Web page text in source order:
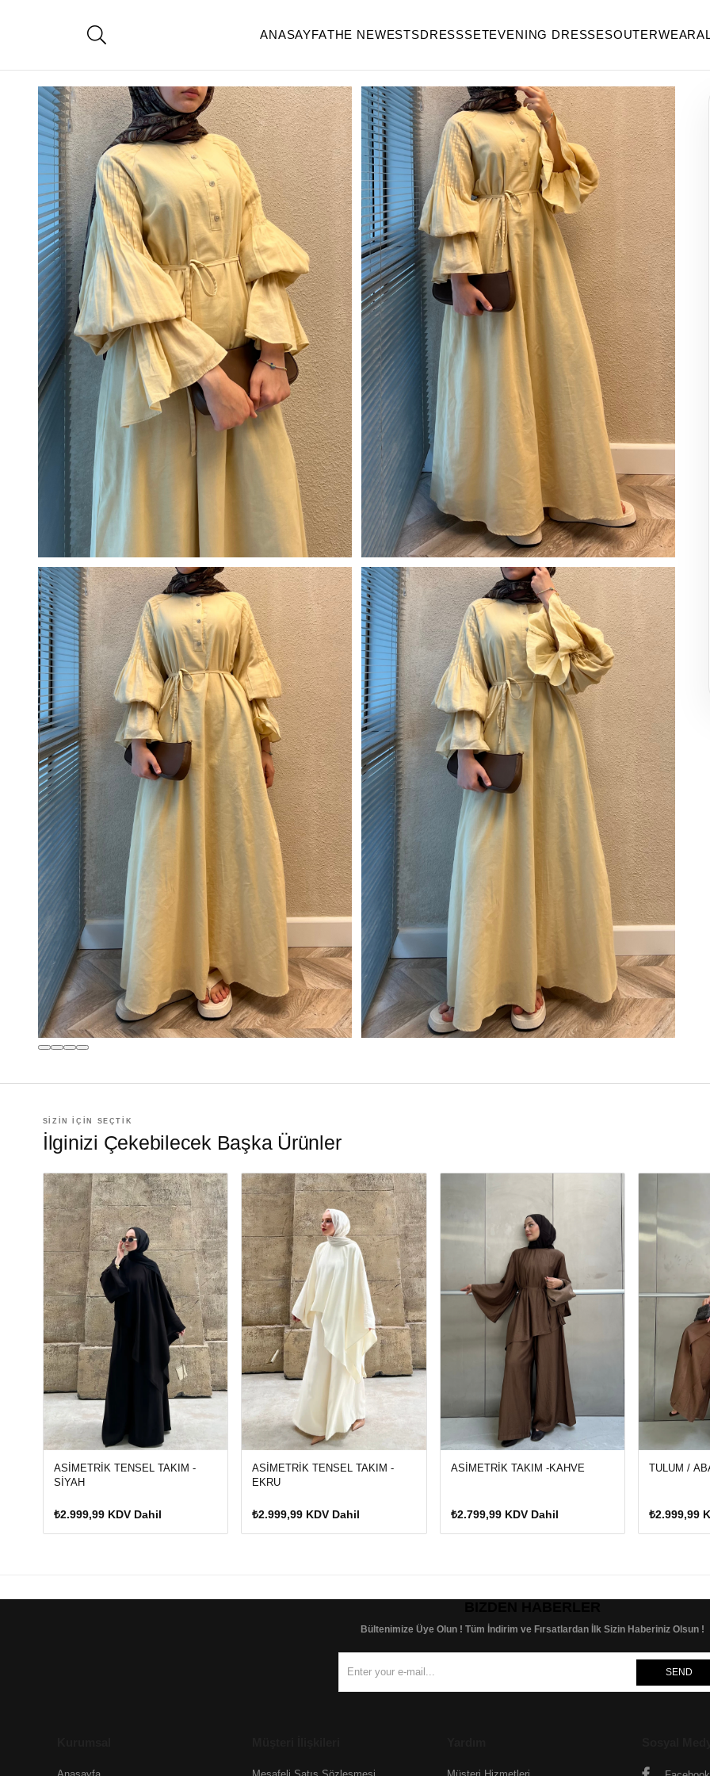
ANASAYFATHE NEWESTSDRESSSETEVENING DRESSESOUTERWEAR
SİZİN İÇİN SEÇTİK
İlginizi Çekebilecek Başka Ürünler
ASİMETRİK TENSEL TAKIM -
SİYAH
₺2.999,99 KDV Dahil
ASİMETRİK TENSEL TAKIM -
EKRU
₺2.999,99 KDV Dahil
ASİMETRİK TAKIM -KAHVE
₺2.799,99 KDV Dahil
TULUM /
₺2.999,99
Bültenimize Üye Olun ! Tüm İndirim ve Fırsatlardan İlk Sizin Haberiniz Olsun !
SEND